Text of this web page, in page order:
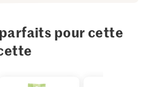
pour cette